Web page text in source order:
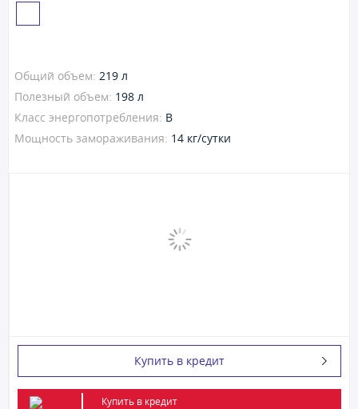
Общий объем: 219 л
Полезный объем: 198 л
Класс энергопотребления: B
Мощность замораживания: 14 кг/сутки
Купить в кредит
Купить в кредит